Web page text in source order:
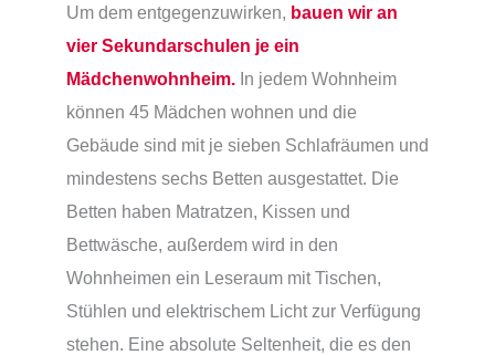
Um dem entgegenzuwirken, bauen wir an
vier Sekundarschulen je ein
Mädchenwohnheim. In jedem Wohnheim
können 45 Mädchen wohnen und die
Gebäude sind mit je sieben Schlafräumen und
mindestens sechs Betten ausgestattet. Die
Betten haben Matratzen, Kissen und
Bettwäsche, außerdem wird in den
Wohnheimen ein Leseraum mit Tischen,
Stühlen und elektrischem Licht zur Verfügung
stehen. Eine absolute Seltenheit, die es den